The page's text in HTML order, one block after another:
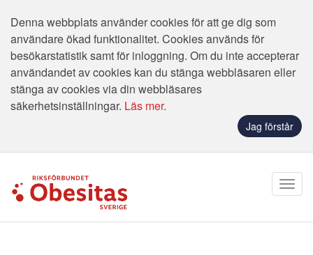
Denna webbplats använder cookies för att ge dig som
användare ökad funktionalitet. Cookies används för
besökarstatistik samt för inloggning. Om du inte accepterar
användandet av cookies kan du stänga webbläsaren eller
stänga av cookies via din webbläsares
säkerhetsinställningar. Läs mer.
Jag förstår